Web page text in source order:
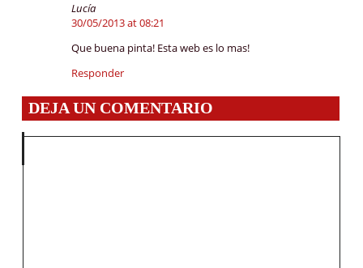
Lucía
30/05/2013 at 08:21
Que buena pinta! Esta web es lo mas!
Responder
DEJA UN COMENTARIO